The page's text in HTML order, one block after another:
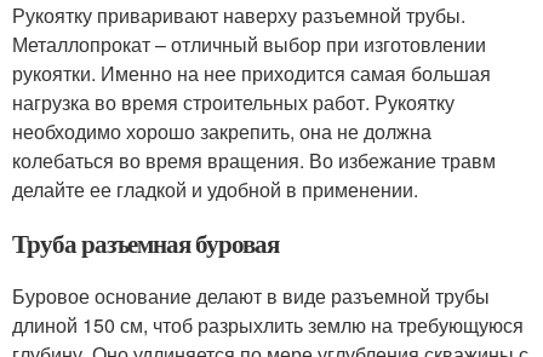
Рукоятку приваривают наверху разъемной трубы.
Металлопрокат – отличный выбор при изготовлении
рукоятки. Именно на нее приходится самая большая
нагрузка во время строительных работ. Рукоятку
необходимо хорошо закрепить, она не должна
колебаться во время вращения. Во избежание травм
делайте ее гладкой и удобной в применении.
Труба разъемная буровая
Буровое основание делают в виде разъемной трубы
длиной 150 см, чтоб разрыхлить землю на требующуюся